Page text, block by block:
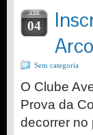
ABR
04
Sem categoria
O Clube
Prova da
decorrer no